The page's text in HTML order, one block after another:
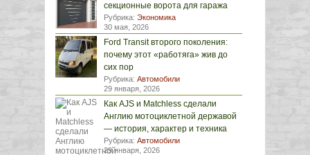
секционные ворота для гаража
Рубрика: Экономика
30 мая, 2026
Ford Transit второго поколения:
почему этот «работяга» жив до
сих пор
Рубрика: Автомобили
29 января, 2026
Как AJS и Matchless сделали
Англию мотоциклетной державой
— история, характер и техника
Рубрика: Автомобили
29 января, 2026